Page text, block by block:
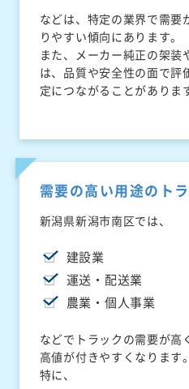
などは、特定の業界で需要
りやすい傾向にあります。
また、メーカー純正の架装
は、品質や安全性の面で評
定につながることがありま
需要の高い用途のト
新潟県新潟市南区では、
建設業
運送・配送業
農業・個人事業
などでトラックの需要が高
高値が付きやすくなります。
特に、